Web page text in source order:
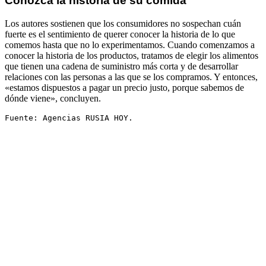
Los autores sostienen que los consumidores no sospechan cuán
fuerte es el sentimiento de querer conocer la historia de lo que
comemos hasta que no lo experimentamos. Cuando comenzamos a
conocer la historia de los productos, tratamos de elegir los alimentos
que tienen una cadena de suministro más corta y de desarrollar
relaciones con las personas a las que se los compramos. Y entonces,
«estamos dispuestos a pagar un precio justo, porque sabemos de
dónde viene», concluyen.
Fuente: Agencias RUSIA HOY.